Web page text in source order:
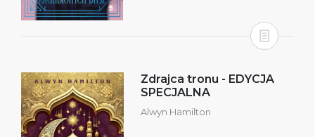
Zdrajca tronu - EDYCJA
SPECJALNA
Alwyn Hamilton